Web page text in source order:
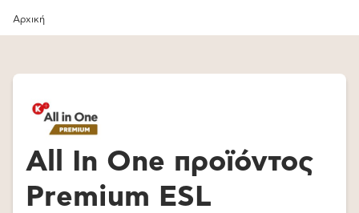
Αρχική
All In One προϊόντος
Premium ESL